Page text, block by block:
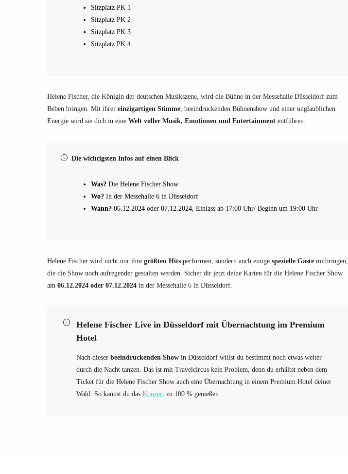
Sitzplatz PK 1
Sitzplatz PK 2
Sitzplatz PK 3
Sitzplatz PK 4
Helene Fischer, die Königin der deutschen Musikszene, wird die Bühne in der Messehalle Düsseldorf zum
Beben bringen. Mit ihrer einzigartigen Stimme, beeindruckenden Bühnenshow und einer unglaublichen
Energie wird sie dich in eine Welt voller Musik, Emotionen und Entertainment entführen.
Die wichtigsten Infos auf einen Blick
Was? Die Helene Fischer Show
Wo? In der Messehalle 6 in Düsseldorf
Wann? 06.12.2024 oder 07.12.2024, Einlass ab 17:00 Uhr/ Beginn um 19:00 Uhr
Helene Fischer wird nicht nur ihre größten Hits performen, sondern auch einige spezielle Gäste mitbringen,
die die Show noch aufregender gestalten werden. Sicher dir jetzt deine Karten für die Helene Fischer Show
am 06.12.2024 oder 07.12.2024 in der Messehalle 6 in Düsseldorf.
Helene Fischer Live in Düsseldorf mit Übernachtung im Premium
Hotel
Nach dieser beeindruckenden Show in Düsseldorf willst du bestimmt noch etwas weiter
durch die Nacht tanzen. Das ist mit Travelcircus kein Problem, denn du erhältst neben dem
Ticket für die Helene Fischer Show auch eine Übernachtung in einem Premium Hotel deiner
Wahl. So kannst du das Konzert zu 100 % genießen.